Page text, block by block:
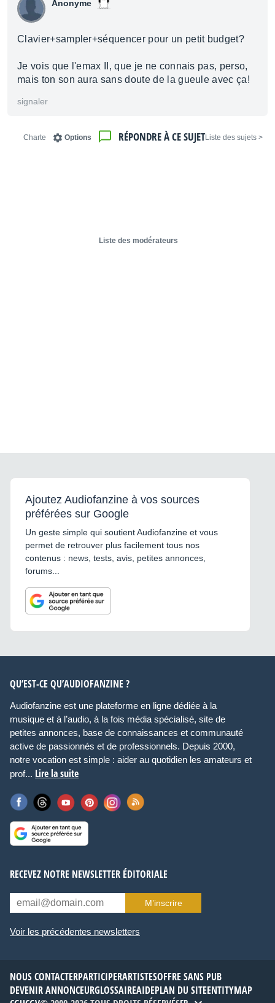
Anonyme
Clavier+sampler+séquencer pour un petit budget?
Je vois que l'emax II, que je ne connais pas, perso,
mais ton son aura sans doute de la gueule avec ça!
signaler
< Liste des sujets
RÉPONDRE À CE SUJET
Options
Charte
Liste des modérateurs
Ajoutez Audiofanzine à vos sources
préférées sur Google
Un geste simple qui soutient Audiofanzine et vous
permet de retrouver plus facilement tous nos
contenus : news, tests, avis, petites annonces,
forums...
QU’EST-CE QU’AUDIOFANZINE ?
Audiofanzine est une plateforme en ligne dédiée à la
musique et à l’audio, à la fois média spécialisé, site de
petites annonces, base de connaissances et communauté
active de passionnés et de professionnels. Depuis 2000,
notre vocation est simple : aider au quotidien les amateurs et
prof... Lire la suite
RECEVEZ NOTRE NEWSLETTER ÉDITORIALE
M’inscrire
Voir les précédentes newsletters
NOUS CONTACTERPARTICIPERARTISTESOFFRE SANS PUB
DEVENIR ANNONCEURGLOSSAIREAIDEPLAN DU SITEENTITYMAP